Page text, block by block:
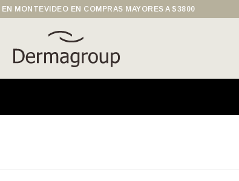
MONTEVIDEO EN COMPRAS MAYORES A $3800